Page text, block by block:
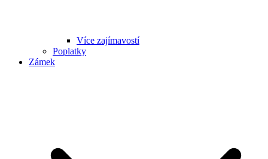
Více zajímavostí
Poplatky
Zámek